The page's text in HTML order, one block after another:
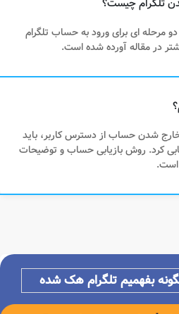
دو مرحله ای برای ورود به حساب تلگرام
در مقاله آورده شده است.
شدن حساب از دسترس کاربر، باید
کرد. روش بازیابی حساب و توضیحات
است.
بفهمیم تلگرام هک شده